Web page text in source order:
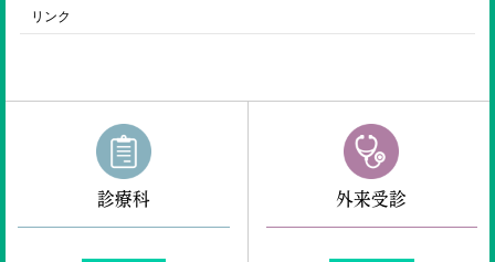
リンク
診療科 外来受診